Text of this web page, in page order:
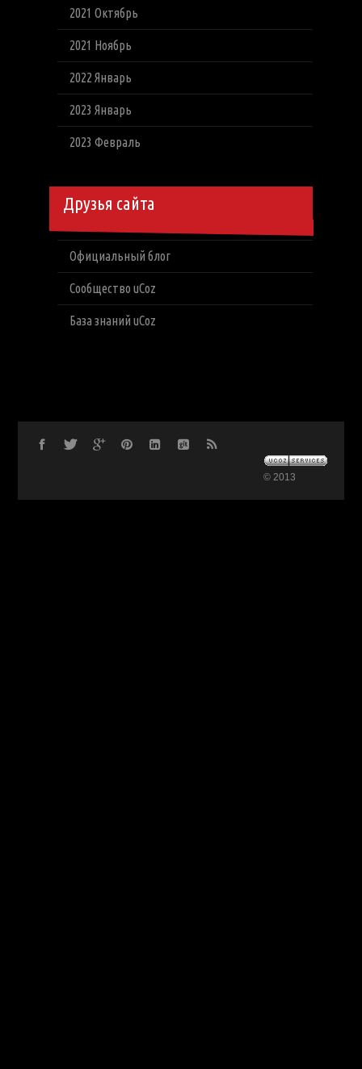
2021 Октябрь
2021 Ноябрь
2022 Январь
2023 Январь
2023 Февраль
Друзья сайта
Официальный блог
Сообщество uCoz
База знаний uCoz
© 2013